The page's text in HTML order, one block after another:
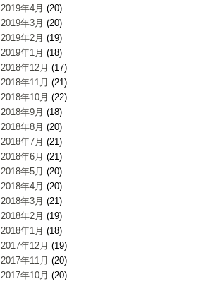
2019年4月 (20)
2019年3月 (20)
2019年2月 (19)
2019年1月 (18)
2018年12月 (17)
2018年11月 (21)
2018年10月 (22)
2018年9月 (18)
2018年8月 (20)
2018年7月 (21)
2018年6月 (21)
2018年5月 (20)
2018年4月 (20)
2018年3月 (21)
2018年2月 (19)
2018年1月 (18)
2017年12月 (19)
2017年11月 (20)
2017年10月 (20)